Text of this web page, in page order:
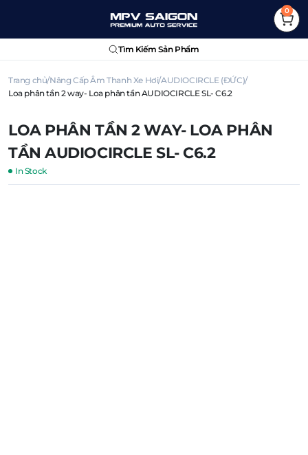
0
Tìm Kiếm Sản Phẩm
Trang chủ Nâng Cấp Âm Thanh Xe Hơi AUDIOCIRCLE (ĐỨC)
Loa phân tần 2 way- Loa phân tần AUDIOCIRCLE SL- C6.2
LOA PHÂN TẦN 2 WAY- LOA PHÂN
TẦN AUDIOCIRCLE SL- C6.2
In Stock